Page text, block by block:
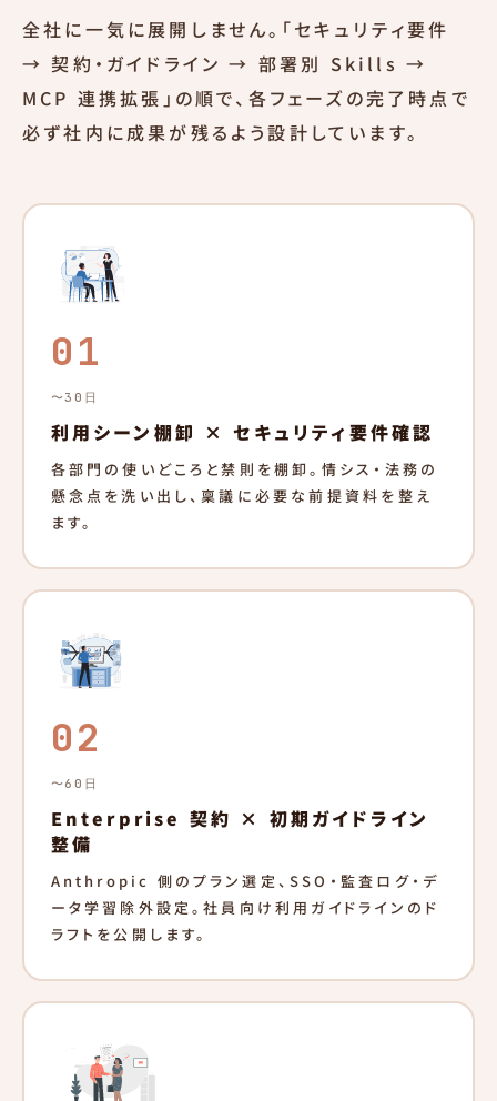
全社に一気に展開しません。「セキュリティ要件
→ 契約・ガイドライン → 部署別 Skills →
MCP 連携拡張」の順で、各フェーズの完了時点で
必ず社内に成果が残るよう設計しています。
01
〜30日
利用シーン棚卸 × セキュリティ要件確認
各部門の使いどころと禁則を棚卸。情シス・法務の
懸念点を洗い出し、稟議に必要な前提資料を整え
ます。
02
〜60日
Enterprise 契約 × 初期ガイドライン
整備
Anthropic 側のプラン選定、SSO・監査ログ・デ
ータ学習除外設定。社員向け利用ガイドラインのド
ラフトを公開します。